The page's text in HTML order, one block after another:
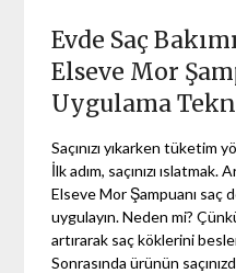
Evde Saç
Elseve Mor
Uygulama
Saçınızı yıkarken
İlk adım, saçınızı
Elseve Mor Şampuanı saç
uygulayın. Neden mi?
artırarak saç köklerini
Sonrasında ürünün